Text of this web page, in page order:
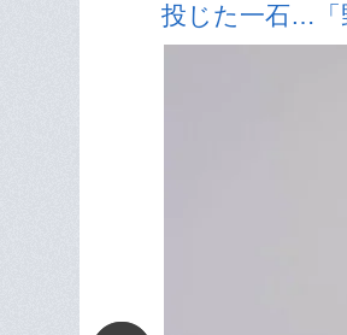
投じた一石…「